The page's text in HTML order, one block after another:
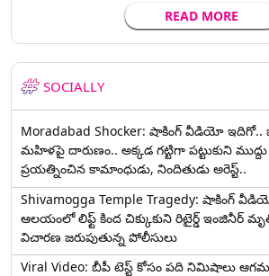
READ MORE
SOCIALLY
Moradabad Shocker: షాకింగ్ వీడియో ఇదిగో..
మహిళపై దారుణం.. అక్కడ గట్టిగా పట్టుకుని ముద్దు
ప్రయత్నించిన కామాంధుడు, నిందితుడు అరెస్ట్..
Shivamogga Temple Tragedy: షాకింగ్
ఆలయంలో లిఫ్ట్ కింద చిక్కుకుని రిటైర్డ్ ఇంజినీర్
విచారణ జరుపుతున్న పోలీసులు
Viral Video: బీపీ టెస్ట్‌ కోసం పది నిమిషాలు